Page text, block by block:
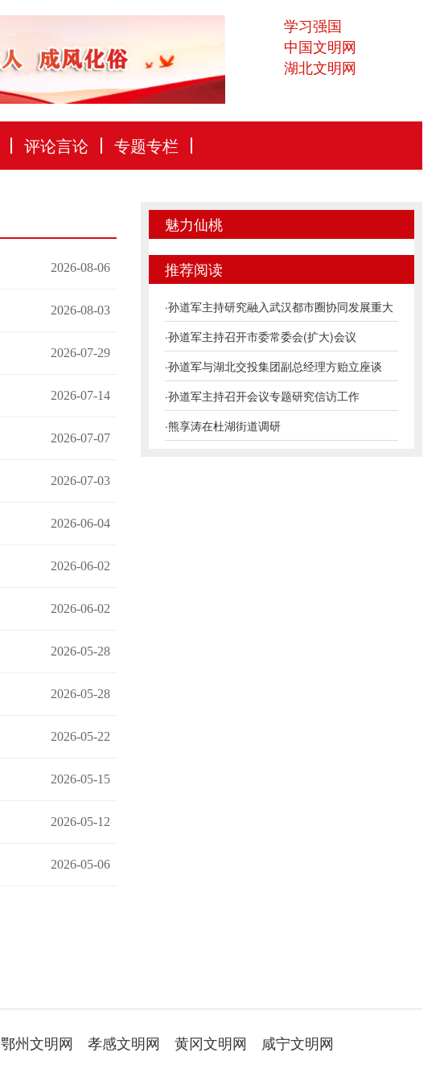
学习强国
中国文明网
湖北文明网
评论言论 专题专栏
2026-08-06
2026-08-03
2026-07-29
2026-07-14
2026-07-07
2026-07-03
2026-06-04
2026-06-02
2026-06-02
2026-05-28
2026-05-28
2026-05-22
2026-05-15
2026-05-12
2026-05-06
魅力仙桃
推荐阅读
·孙道军主持研究融入武汉都市圈协同发展重大
项目推...
·孙道军主持召开市委常委会(扩大)会议
·孙道军与湖北交投集团副总经理方贻立座谈
·孙道军主持召开会议专题研究信访工作
·熊享涛在杜湖街道调研
鄂州文明网 孝感文明网 黄冈文明网
咸宁文明网